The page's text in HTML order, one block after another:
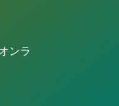
ンラ